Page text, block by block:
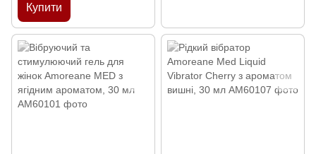
Купити